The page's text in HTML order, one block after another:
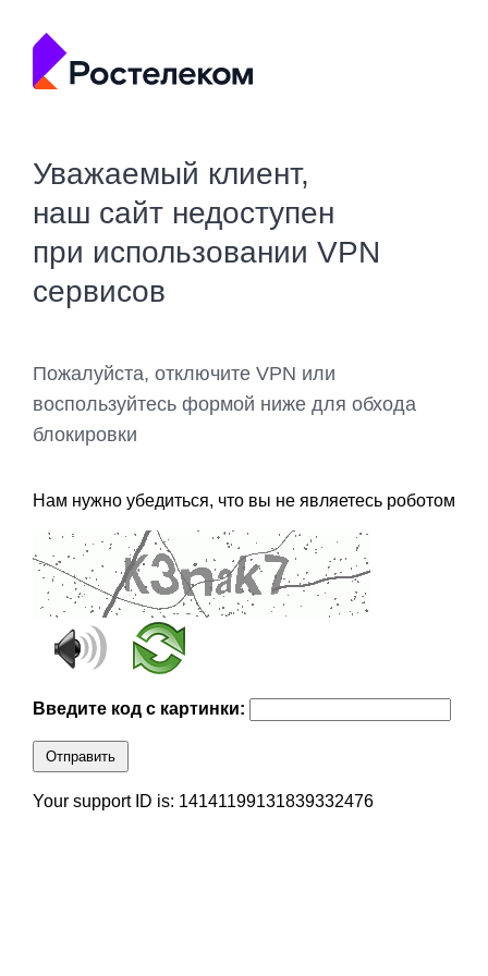
Уважаемый клиент,
наш сайт недоступен
при использовании VPN
сервисов
Пожалуйста, отключите VPN или
воспользуйтесь формой ниже для обхода
блокировки
Нам нужно убедиться, что вы не являетесь роботом
Введите код с картинки:
Отправить
Your support ID is: 14141199131839332476